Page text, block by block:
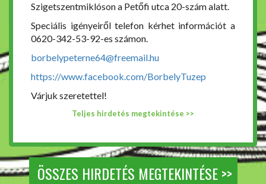
Szigetszentmiklóson a Petőfi utca 20-szám alatt.
Speciális igényeiről telefon kérhet információt a
0620-342-53-92-es számon.
borbelypeterne64@freemail.hu
https://www.facebook.com/BorbelyTuzep
Várjuk szeretettel!
Teljes hirdetés megtekintése >>
ÖSSZES HIRDETÉS MEGTEKINTÉSE >>